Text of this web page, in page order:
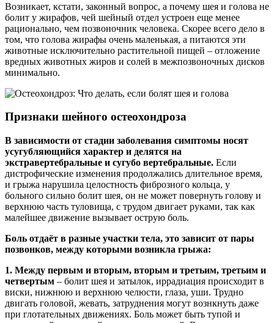
Возникает, кстати, законный вопрос, а почему шея и голова не
болит у жирафов, чей шейный отдел устроен еще менее
рационально, чем позвоночник человека. Скорее всего дело в
том, что голова жирафы очень маленькая, а питаются эти
животные исключительно растительной пищей – отложение
вредных животных жиров и солей в межпозвоночных дисков
минимально.
Признаки шейного остеохондроза
В зависимости от стадии заболевания симптомы носят
усугубляющийся характер и делятся на
экстравертебральные и сугубо вертебральные. Если
дистрофические изменения продолжались длительное время,
и грыжа нарушила целостность фиброзного кольца, у
больного сильно болит шея, он не может повернуть голову и
верхнюю часть туловища, с трудом двигает руками, так как
малейшее движение вызывает острую боль.
Боль отдаёт в разные участки тела, это зависит от пары
позвонков, между которыми возникла грыжа:
1. Между первым и вторым, вторым и третьим, третьим и
четвертым – болит шея и затылок, иррадиация происходит в
виски, нижнюю и верхнюю челюсти, глаза, уши. Трудно
двигать головой, жевать, затруднения могут вознкнуть даже
при глотательных движениях. Боль может быть тупой и